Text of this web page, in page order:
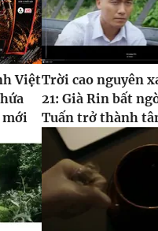
Việt
mới
Trời cao nguyên
21: Già Rin bất
Tuấn trở thành